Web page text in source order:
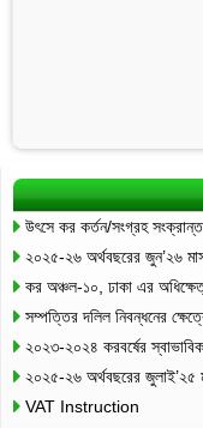
উৎসে কর কর্তন/সংগ্রহ
২০২৫-২৬ অর্থবছরের জুন’২৬
কর অঞ্চল-১০, ঢাকা এর
সম্পত্তির দলিল নিবন্ধনের
২০২৩-২০২৪ করবর্ষের
২০২৫-২৬ অর্থবছরের জুলাই’২৫
VAT Instruction